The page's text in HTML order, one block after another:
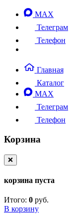
MAX
Телеграм
Телефон
Главная
Каталог
MAX
Телеграм
Телефон
Корзина
❌
корзина пуста
Итого: 0 руб.
В корзину